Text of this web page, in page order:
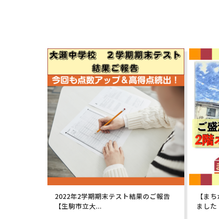
2022年2学期期末テスト結果のご報告
【生駒市立大...
【ま
まし